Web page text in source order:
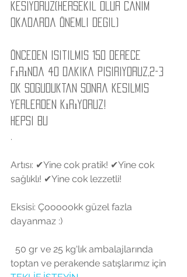
kesiyoruz(hersekil olur canim
okadarda önemli degil)
Önceden isitilmis 150 derece
fırında 40 dakika pisiriyoruz,2-3
dk soguduktan sonra kesilmis
yerlerden kırıyoruz!
Hepsi bu
.
Artısı: ✔Yine cok pratik! ✔Yine cok
sağlıklı! ✔Yine cok lezzetli!
Eksisi: Çoooookk güzel fazla
dayanmaz :)
toptan ve perakende satışlarımız için